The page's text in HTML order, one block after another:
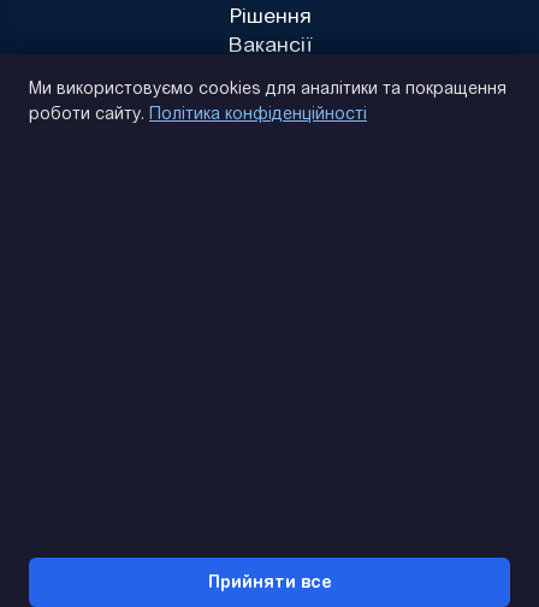
Рішення
Вакансії
Ми використовуємо cookies для аналітики та покращення
роботи сайту. Політика конфіденційності
Прийняти все